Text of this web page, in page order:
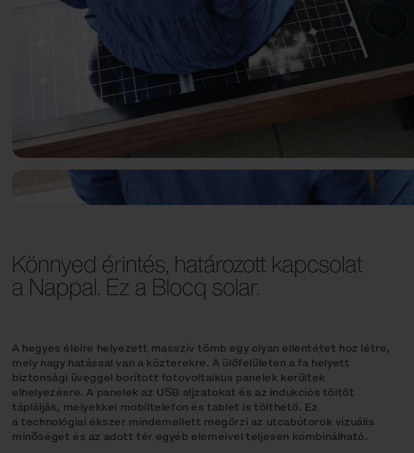
Könnyed érintés, határozott kapcsolat
a Nappal. Ez a Blocq solar.
A hegyes éleire helyezett masszív tömb egy olyan ellentétet hoz létre,
mely nagy hatással van a közterekre. A ülőfelületen a fa helyett
biztonsági üveggel borított fotovoltaikus panelek kerültek
elhelyezésre. A panelek az USB aljzatokat és az indukciós töltőt
táplálják, melyekkel mobiltelefon és tablet is tölthető. Ez
a technológiai ékszer mindemellett megőrzi az utcabútorok vizuális
minõséget és az adott tér egyéb elemeivel teljesen kombinálható.